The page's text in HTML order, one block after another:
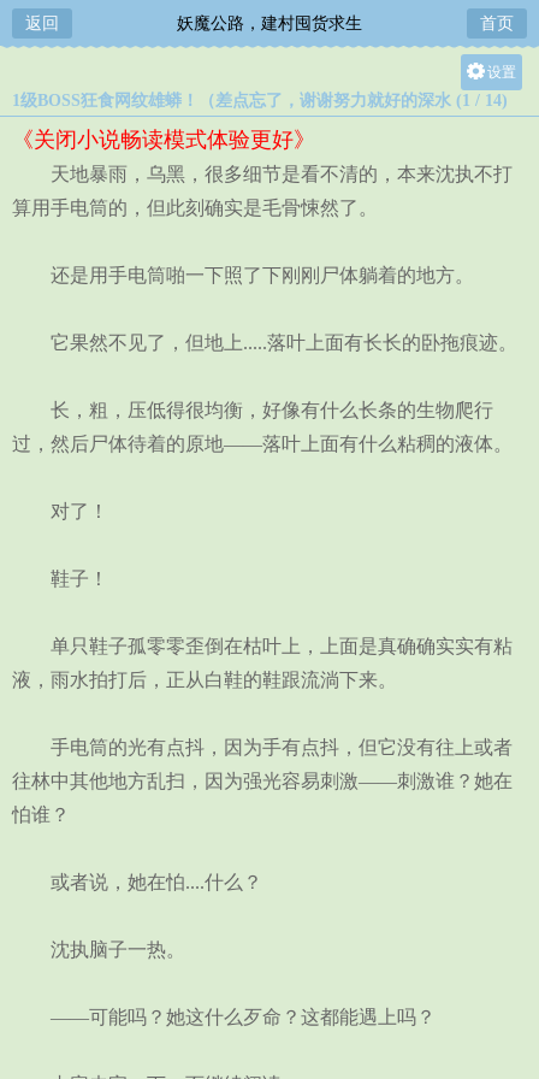
返回 妖魔公路，建村囤货求生 首页
设置
关灯
中
1级BOSS狂食网纹雄蟒！（差点忘了，谢谢努力就好的深水 (1 / 14)
《关闭小说畅读模式体验更好》
天地暴雨，乌黑，很多细节是看不清的，本来沈执不打
算用手电筒的，但此刻确实是毛骨悚然了。
还是用手电筒啪一下照了下刚刚尸体躺着的地方。
它果然不见了，但地上.....落叶上面有长长的卧拖痕迹。
长，粗，压低得很均衡，好像有什么长条的生物爬行
过，然后尸体待着的原地——落叶上面有什么粘稠的液体。
对了！
鞋子！
单只鞋子孤零零歪倒在枯叶上，上面是真确确实实有粘
液，雨水拍打后，正从白鞋的鞋跟流淌下来。
手电筒的光有点抖，因为手有点抖，但它没有往上或者
往林中其他地方乱扫，因为强光容易刺激——刺激谁？她在
怕谁？
或者说，她在怕....什么？
沈执脑子一热。
——可能吗？她这什么歹命？这都能遇上吗？